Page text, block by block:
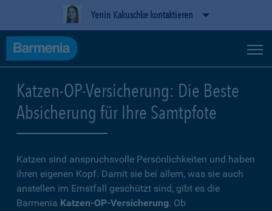
Yenin Kakuschke kontaktieren
Katzen-OP-Versicherung: Die Beste
Absicherung für Ihre Samtpfote
Katzen sind anspruchsvolle Persönlichkeiten und haben
ihren eigenen Kopf. Damit sie bei allem, was sie auch
anstellen im Ernstfall geschützt sind, gibt es die
Barmenia Katzen-OP-Versicherung. Ob